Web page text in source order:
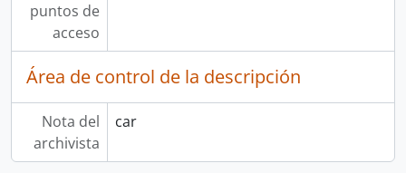
puntos de
acceso
Área de control de la descripción
Nota del
archivista
car